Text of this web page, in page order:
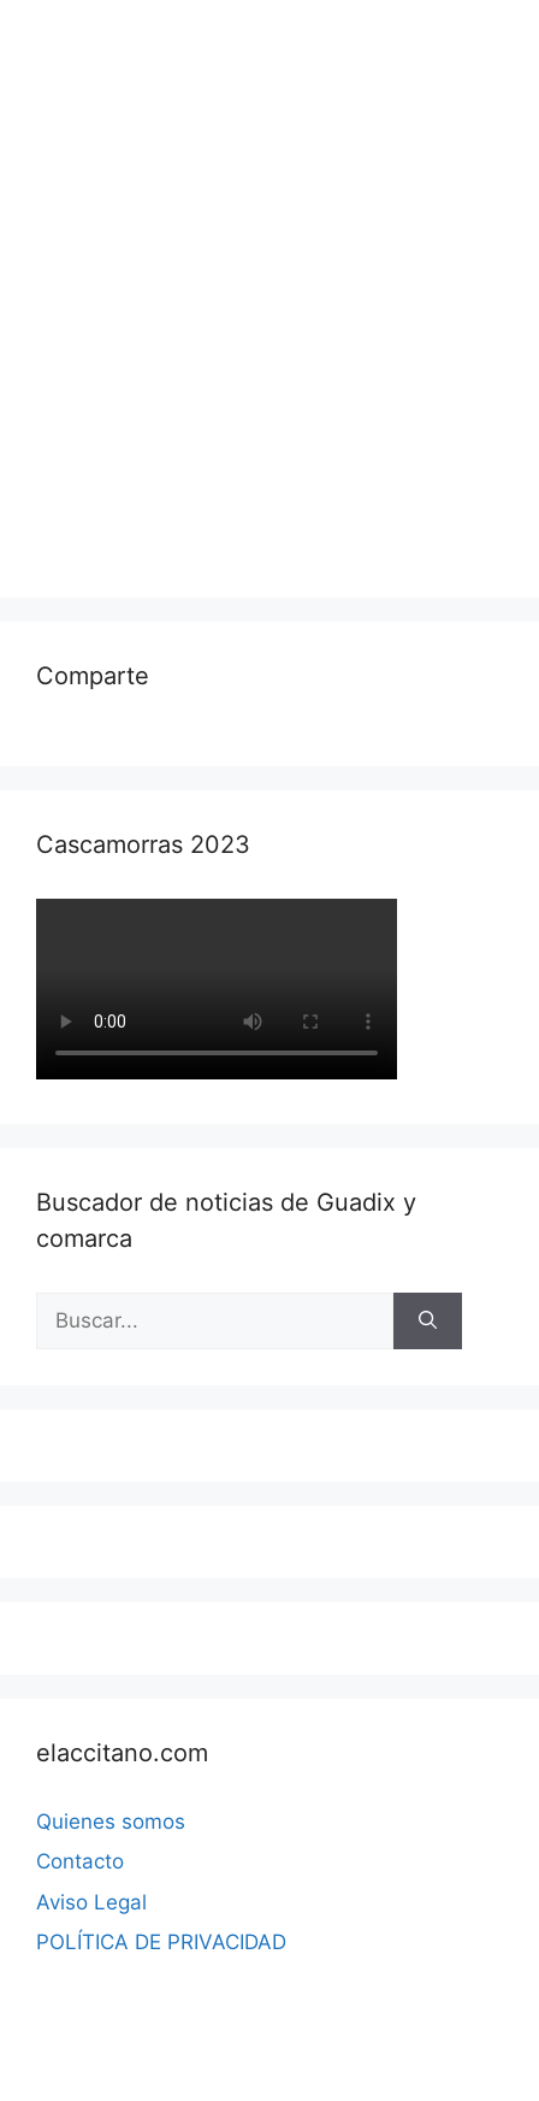
Comparte
Cascamorras 2023
Buscador de noticias de Guadix y
comarca
elaccitano.com
Quienes somos
Contacto
Aviso Legal
POLÍTICA DE PRIVACIDAD